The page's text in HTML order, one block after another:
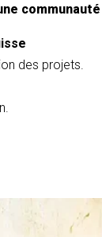
communauté
des projets.